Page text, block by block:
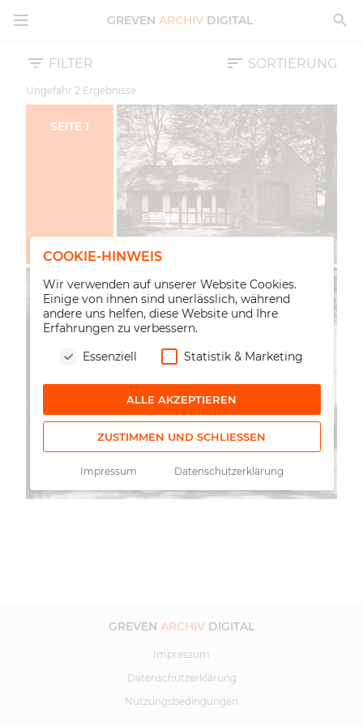
MENÜ ÖFFNEN GREVEN ARCHIVDIGITAL
FILTER SORTIERUNG
Ungefähr 2 Ergebnisse
SEITE1
GREVEN ARCHIV DIGITAL
Impressum
Datenschutzerklärung
Nutzungsbedingungen
COOKIE-HINWEIS
Wir verwenden auf unserer Website Cookies.
Einige von ihnen sind unerlässlich, während
andere uns helfen, diese Website und Ihre
Erfahrungen zu verbessern.
Essenziell
Statistik & Marketing
ALLE AKZEPTIEREN
ZUSTIMMEN UND SCHLIESSEN
Impressum Datenschutzerklärung